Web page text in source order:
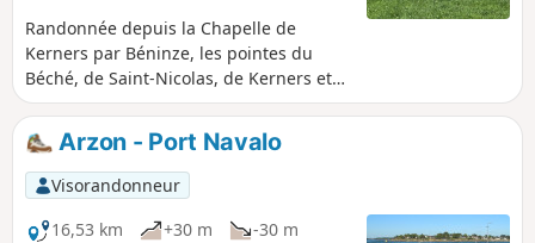
Randonnée depuis la Chapelle de
Kerners par Béninze, les pointes du
Béché, de Saint-Nicolas, de Kerners et
de la Palisse puis retour à Kerners.
Terre, mer et village typique, bref, un
magnifique aperçu des paysages de la
presqu'île de Rhuys.
Arzon - Port Navalo
Visorandonneur
16,53 km
+30 m
-30 m